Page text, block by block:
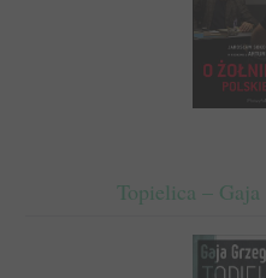
Topielica –